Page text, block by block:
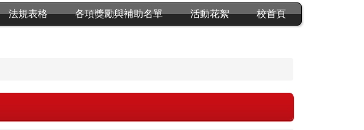
法規表格 各項獎勵與補助名單 活動花絮 校首頁